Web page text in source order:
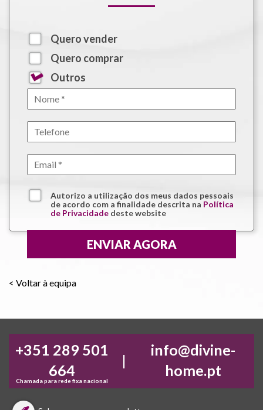
Quero vender
Quero comprar
Outros
Autorizo a utilização dos meus dados pessoais
de acordo com a finalidade descrita na Política
de Privacidade deste website
< Voltar à equipa
+351 289 501
664
Chamada para rede fixa nacional
|
info@divine-
home.pt